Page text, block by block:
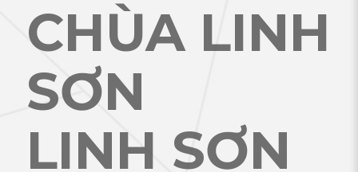
CHÙA LINH
SƠN
LINH SƠN